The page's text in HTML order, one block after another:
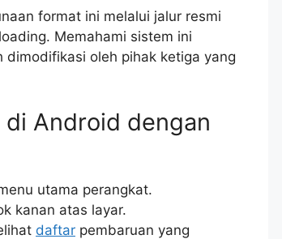
format ini melalui jalur resmi
Memahami sistem ini
oleh pihak ketiga yang
di Android dengan
utama perangkat.
kanan atas layar.
daftar pembaruan yang